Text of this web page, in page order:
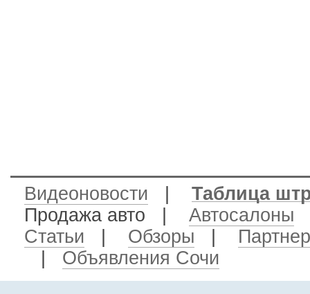
Видеоновости
Таблица
Продажа авто
Автосалоны
Статьи
Обзоры
Объявления Сочи